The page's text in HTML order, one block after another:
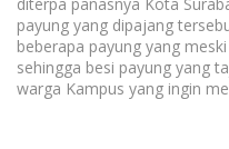
payung yang dipajang
beberapa payung yang
sehingga besi payung yang
warga Kampus yang ingin